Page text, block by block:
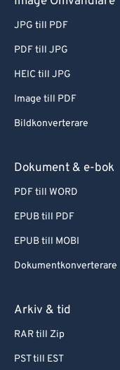
JPG till PDF
PDF till JPG
HEIC till JPG
Image till PDF
Bildkonverterare
Dokument & e-bok
PDF till WORD
EPUB till PDF
EPUB till MOBI
Dokumentkonverterare
Arkiv & tid
RAR till Zip
PST till EST